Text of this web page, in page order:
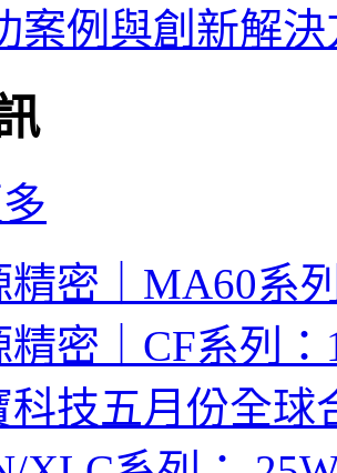
案例與創新解決
精密｜MA60系
精密｜CF系列：
科技五月份全球